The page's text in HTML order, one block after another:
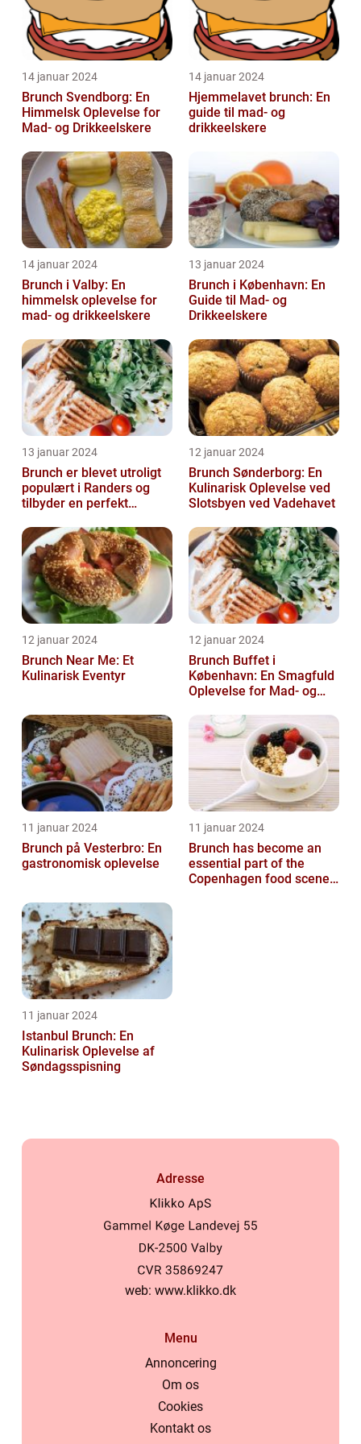
14 januar 2024
Brunch Svendborg: En
Himmelsk Oplevelse for
Mad- og Drikkeelskere
14 januar 2024
Hjemmelavet brunch: En
guide til mad- og
drikkeelskere
14 januar 2024
Brunch i Valby: En
himmelsk oplevelse for
mad- og drikkeelskere
13 januar 2024
Brunch i København: En
Guide til Mad- og
Drikkeelskere
13 januar 2024
Brunch er blevet utroligt
populært i Randers og
tilbyder en perfekt
morgenmad og ...
12 januar 2024
Brunch Sønderborg: En
Kulinarisk Oplevelse ved
Slotsbyen ved Vadehavet
12 januar 2024
Brunch Near Me: Et
Kulinarisk Eventyr
12 januar 2024
Brunch Buffet i
København: En Smagfuld
Oplevelse for Mad- og
11 januar 2024
Brunch på Vesterbro: En
gastronomisk oplevelse
11 januar 2024
Brunch has become an
essential part of the
Copenhagen food scene,
11 januar 2024
Istanbul Brunch: En
Kulinarisk Oplevelse af
Søndagsspisning
Adresse
web: www.klikko.dk
Menu
Annoncering
Om os
Cookies
Kontakt os